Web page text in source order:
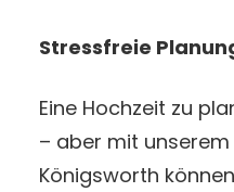
Stressfreie
Eine Hochzeit zu
– aber mit unserem
Königsworth